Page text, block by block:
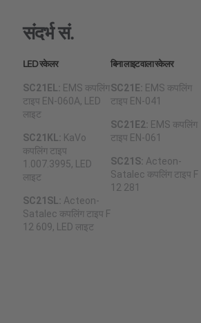
संदर्भ सं.
LED स्केलर
SC21EL: EMS कपलिंग
टाइप EN-060A, LED
लाइट
SC21KL: KaVo
कपलिंग टाइप
1.007.3995, LED
लाइट
SC21SL: Acteon-
Satalec कपलिंग टाइप F
12 609, LED लाइट
बिना लाइट वाला स्केलर
SC21E: EMS कपलिंग
टाइप EN-041
SC21E2: EMS कपलिंग
टाइप EN-061
SC21S: Acteon-
Satalec कपलिंग टाइप F
12 281